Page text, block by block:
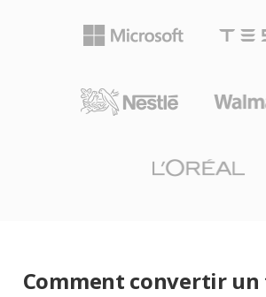
Comment convertir un